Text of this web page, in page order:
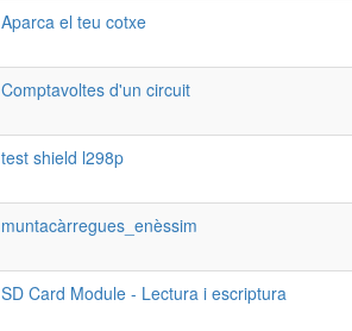
Aparca el teu cotxe
Comptavoltes d'un circuit
test shield l298p
muntacàrregues_enèssim
SD Card Module - Lectura i escriptura